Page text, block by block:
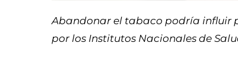
Abandonar el tabaco podría influir
por los Institutos Nacionales de